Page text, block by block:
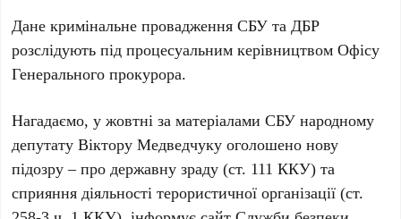
Дане кримінальне провадження СБУ та ДБР
розслідують під процесуальним керівництвом Офісу
Генерального прокурора.
Нагадаємо, у жовтні за матеріалами СБУ народному
депутату Віктору Медведчуку оголошено нову
підозру – про державну зраду (ст. 111 ККУ) та
сприяння діяльності терористичної організації (ст.